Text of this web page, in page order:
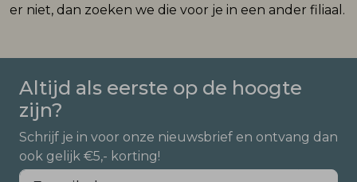
er niet, dan zoeken we die voor je in een ander filiaal.
Altijd als eerste op de hoogte
zijn?
Schrijf je in voor onze nieuwsbrief en ontvang dan
ook gelijk €5,- korting!